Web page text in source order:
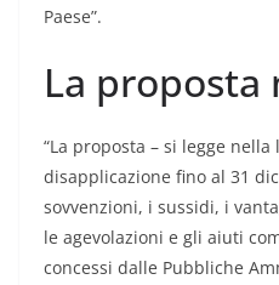
Paese”.
La
“La proposta – si legge
disapplicazione fino al 31
sovvenzioni, i sussidi, i
le agevolazioni e gli aiuti
concessi dalle Pubbliche